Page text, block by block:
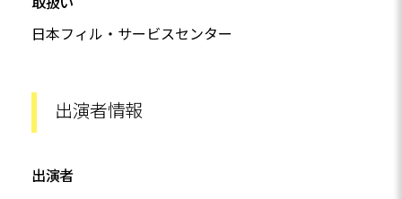
日本フィル・サービスセンター
出演者情報
出演者